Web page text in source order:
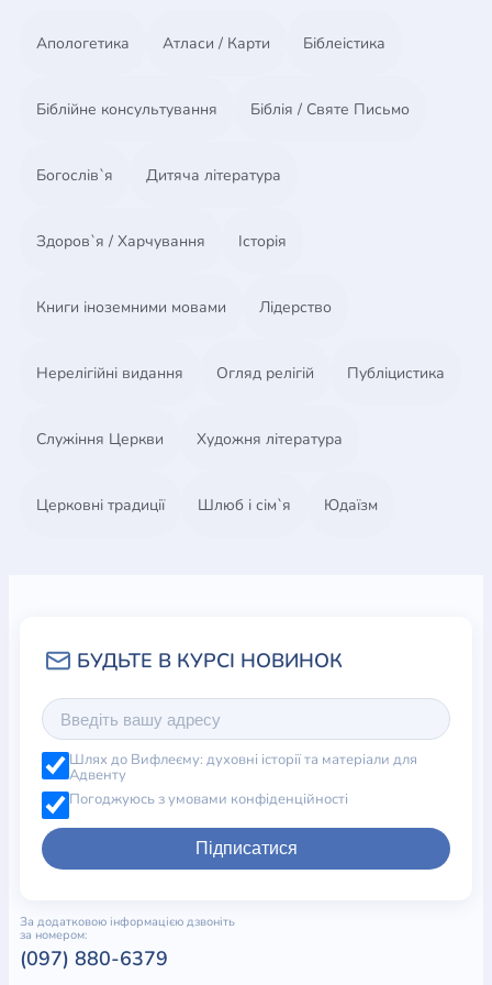
Апологетика Атласи / Карти Біблеістика
Біблійне консультування Біблія / Святе Письмо
Богослів`я Дитяча література
Здоров`я / Харчування Історія
Книги іноземними мовами Лідерство
Нерелігійні видання Огляд релігій Публіцистика
Служіння Церкви Художня література
Церковні традиції Шлюб і сім`я Юдаїзм
Шлях до Вифлеєму: духовні історії та матеріали для
Адвенту
Погоджуюсь з умовами конфіденційності
Підписатися
За додатковою інформацією дзвоніть
за номером:
(097) 880-6379